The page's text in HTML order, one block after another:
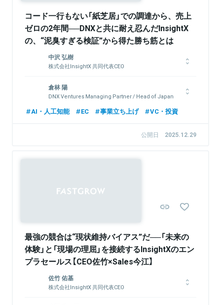
コード一行もない「紙芝居」での調達から、売上
ゼロの2年間──DNXと共に耐え忍んだInsightX
の、“泥臭すぎる検証”から得た勝ち筋とは
中沢 弘樹
株式会社InsightX 共同代表CEO
アンド・カンパニーに入社。全社成長戦略やNPS改善などを経
験。2021年に株式会社InsightXを共同創業。
倉林 陽
DNX Ventures Managing Partner / Head of Japan
富士通、三井物産にて日米のITテクノロジー分野でのベンチャー
投資、事業開発を担当。MBA留学後はGlobespan Capital
DNX Venturesに参画し、2020年よりManaging Partner &
ロー専攻修了。著書「コーポレートベンチャーキャピタルの実
関連情報をみる
AI・人工知能 EC 事業立ち上げ VC・投資
公開日 2025.12.29
最強の競合は“現状維持バイアス”だ──「未来の
体験」と「現場の理屈」を接続するInsightXのエン
プラセールス【CEO佐竹×Sales今江】
佐竹 佑基
株式会社InsightX 共同代表CEO